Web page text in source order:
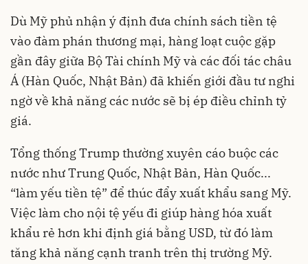
Dù Mỹ phủ nhận ý định đưa chính sách tiền tệ
vào đàm phán thương mại, hàng loạt cuộc gặp
gần đây giữa Bộ Tài chính Mỹ và các đối tác châu
Á (Hàn Quốc, Nhật Bản) đã khiến giới đầu tư nghi
ngờ về khả năng các nước sẽ bị ép điều chỉnh tỷ
giá.
Tổng thống Trump thường xuyên cáo buộc các
nước như Trung Quốc, Nhật Bản, Hàn Quốc...
“làm yếu tiền tệ” để thúc đẩy xuất khẩu sang Mỹ.
Việc làm cho nội tệ yếu đi giúp hàng hóa xuất
khẩu rẻ hơn khi định giá bằng USD, từ đó làm
tăng khả năng cạnh tranh trên thị trường Mỹ.